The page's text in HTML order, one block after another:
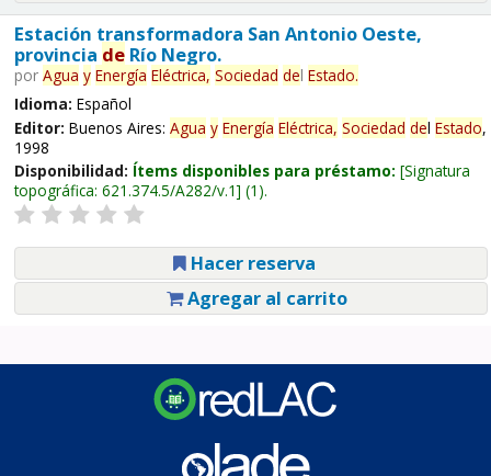
Estación transformadora San Antonio Oeste,
provincia deRío Negro.
por Agua y Energía Eléctrica, Sociedad del Estado.
Idioma: Español
Editor: Buenos Aires: Agua y Energía Eléctrica, Sociedad del Estado,
1998
Disponibilidad: Ítems disponibles para préstamo: Signatura
topográfica: 621.374.5/A282/v.1 (1).
Hacer reserva
Agregar al carrito